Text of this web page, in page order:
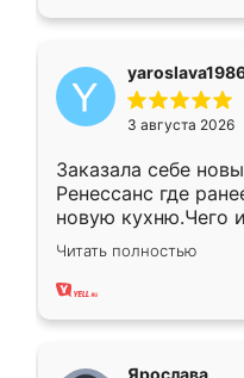
3 августа 2026
Заказала себе
Ренессанс где
новую кухню.Чего
вполне довольна.
два года, нареканий
Читать полностью
Ярослава